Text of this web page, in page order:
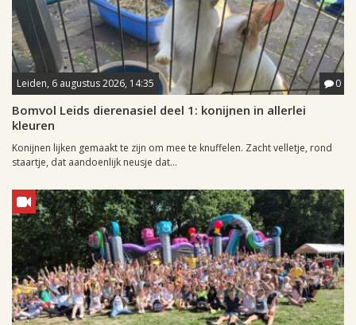
Leiden, 6 augustus 2026, 14:35 0
Bomvol Leids dierenasiel deel 1: konijnen in allerlei
kleuren
Konijnen lijken gemaakt te zijn om mee te knuffelen. Zacht velletje, rond
staartje, dat aandoenlijk neusje dat...